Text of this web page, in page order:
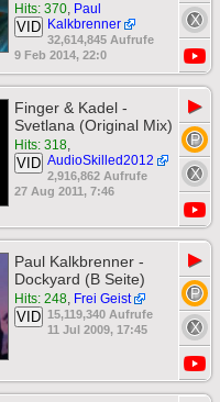
Hits: 370, Paul
Kalkbrenner
VID
32,614,845 Aufrufe
9 Feb 2014, 22:0
Finger & Kadel -
Svetlana (Original Mix)
Hits: 318,
AudioSkilled2012
VID
2,916,862 Aufrufe
27 Aug 2011, 7:46
▶
Paul Kalkbrenner -
Dockyard (B Seite)
Hits: 248, Frei Geist
VID 15,119,340 Aufrufe
11 Jul 2009, 17:45
▶